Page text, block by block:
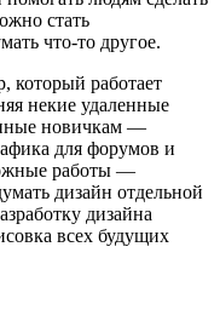
стать
что-то другое.
который работает
некие удаленные
новичкам —
для форумов и
работы —
дизайн отдельной
дизайна
всех будущих